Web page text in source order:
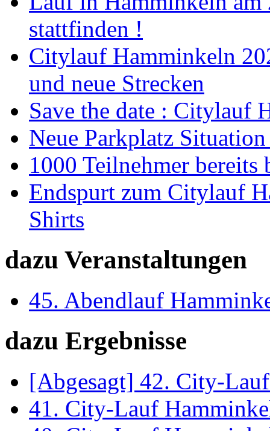
stattfinden !
Citylauf Hamminkeln
und neue Strecken
Save the date : Citylauf
Neue Parkplatz
1000 Teilnehmer
Endspurt zum Citylauf
Shirts
dazu Veranstaltungen
45. Abendlauf
dazu Ergebnisse
[Abgesagt] 42. City-
41. City-Lauf